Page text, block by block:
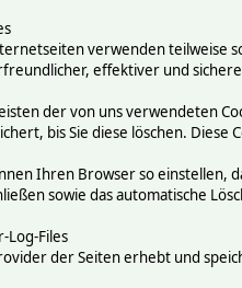
verwenden teilweise
effektiver und
der von uns verwendeten
bis Sie diese löschen.
Ihren Browser so einstellen,
sowie das automatische
Log-Files
der Seiten erhebt und